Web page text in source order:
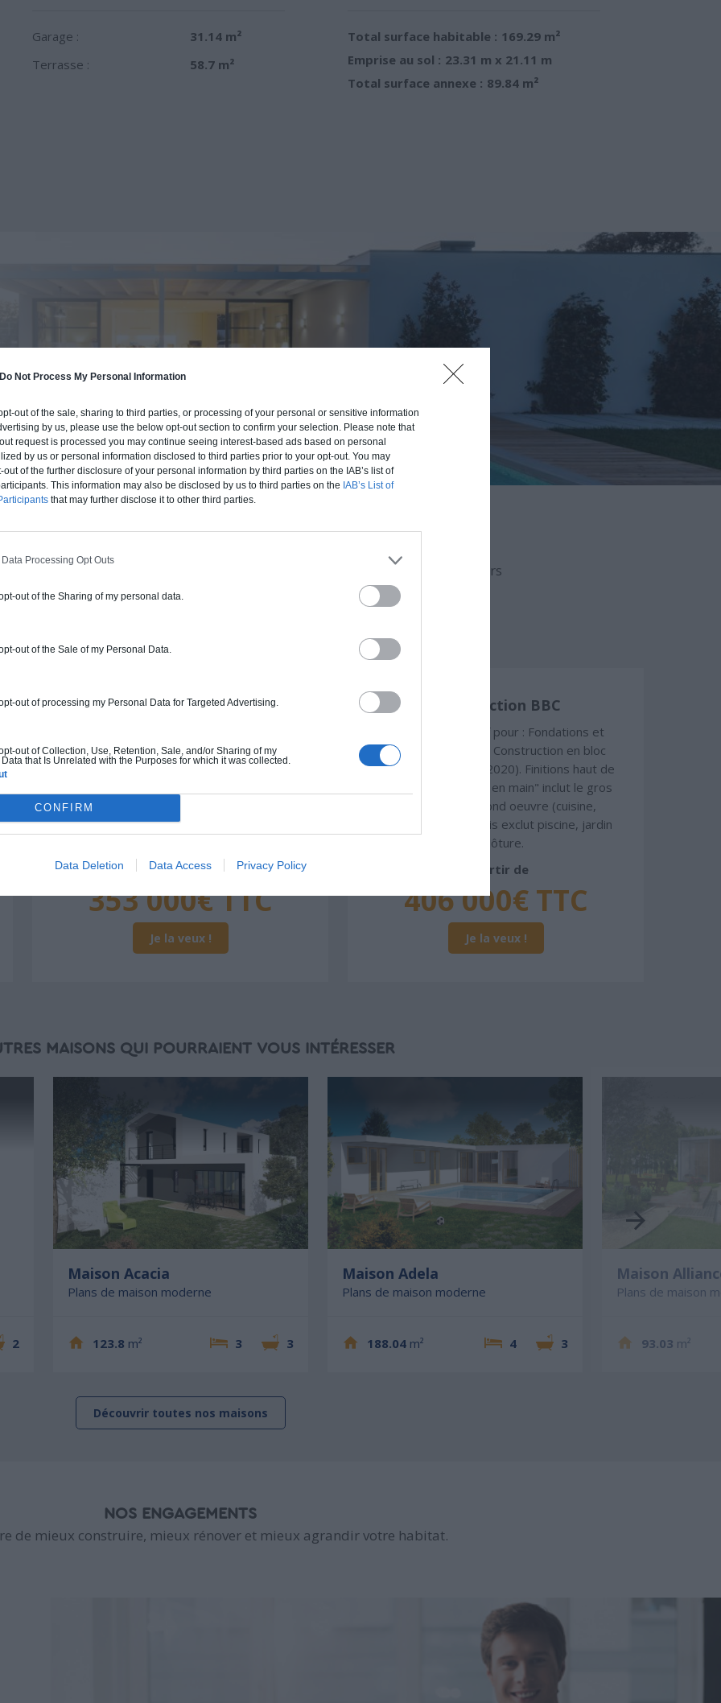
Do Not Process My Personal Information
out of the sale, sharing to third parties, or processing of your personal or sensitive information
by us, please use the below opt-out section to confirm your selection. Please note that
request is processed you may continue seeing interest-based ads based on personal
by us or personal information disclosed to third parties prior to your opt-out. You may
of the further disclosure of your personal information by third parties on the IAB’s list of
This information may also be disclosed by us to third parties on the IAB’s List of
that may further disclose it to other third parties.
Processing Opt Outs
out of the Sharing of my personal data.
out of the Sale of my Personal Data.
out of processing my Personal Data for Targeted Advertising.
out of Collection, Use, Retention, Sale, and/or Sharing of my
that Is Unrelated with the Purposes for which it was collected.
CONFIRM
Data Deletion Data Access Privacy Policy
Garage :
31.14 m²
Terrasse :
58.7 m²
Total surface habitable : 169.29 m²
Emprise au sol : 23.31 m x 21.11 m
Total surface annexe : 89.84 m²
type de livraison souhaité : auto-construction, clos couvert (hors d'eau, hors
d'air) ou clé en main.
Construction ossature bois
normes standards. Construction en
ossature bois isolé. Finitions haut de
oeuvre et le second oeuvre (cuisine,
peinture, sols...), mais exclut piscine, jardin
À partir de
353 000€ TTC
Je la veux !
Construction BBC
Chiffrage estimatif pour : Fondations et
normes standards. Construction en bloc
coffrant isolant (RT 2020). Finitions haut de
gamme. Le prix "clé en main" inclut le gros
oeuvre et le second oeuvre (cuisine,
peinture, sols...), mais exclut piscine, jardin
et clôture.
À partir de
406 000€ TTC
Je la veux !
MAISONS QUI POURRAIENT VOUS INTÉRESSER
2
Maison Acacia
Plans de maison moderne
123.8 m² 3 3
Maison Adela
Plans de maison moderne
188.04 m² 4 3
Maison
Plans de maison
93.03 m²
Découvrir toutes nos maisons
NOS ENGAGEMENTS
de mieux construire, mieux rénover et mieux agrandir votre habitat.